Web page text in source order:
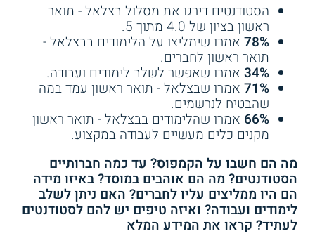
הסטודנטים דירגו את מסלול בצלאל - תואר
ראשון בציון של 4.0 מתוך 5.
78% אמרו שימליצו על הלימודים בבצלאל -
תואר ראשון לחברים.
34% אמרו שאפשר לשלב לימודים ועבודה.
71% אמרו שבצלאל - תואר ראשון עמד במה
שהבטיח לנרשמים.
66% אמרו שהלימודים בבצלאל - תואר ראשון
מקנים כלים מעשיים לעבודה במקצוע.
מה הם חשבו על הקמפוס? עד כמה חברותיים
הסטודנטים? מה הם אוהבים במוסד? באיזו מידה
הם היו ממליצים עליו לחברים? האם ניתן לשלב
לימודים ועבודה? ואיזה טיפים יש להם לסטודנטים
לעתיד? קראו את המידע המלא